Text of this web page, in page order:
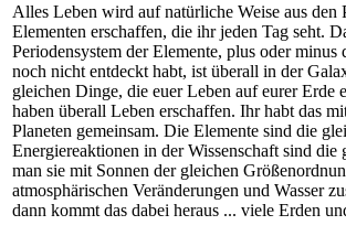
Alles Leben wird auf natürliche Weise aus den
Elementen erschaffen, die ihr jeden Tag seht.
Periodensystem der Elemente, plus oder minus
noch nicht entdeckt habt, ist überall in der
gleichen Dinge, die euer Leben auf eurer Erde
haben überall Leben erschaffen. Ihr habt das
Planeten gemeinsam. Die Elemente sind die
Energiereaktionen in der Wissenschaft sind die
man sie mit Sonnen der gleichen
atmosphärischen Veränderungen und Wasser
dann kommt das dabei heraus ... viele Erden